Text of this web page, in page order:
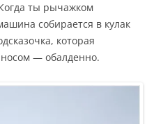
ты рычажком
собирается в кулак
которая
— обалденно.